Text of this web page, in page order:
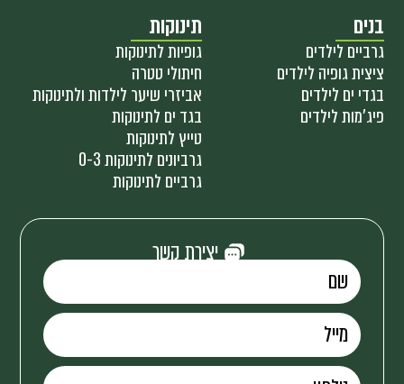
בנים
גרביים לילדים
ציצית גופיה לילדים
בגדי ים לילדים
פיג'מות לילדים
תינוקות
גופיות לתינוקות
חיתולי טטרה
אביזרי שיער לילדות ולתינוקות
בגד ים לתינוקות
טייץ לתינוקות
גרביונים לתינוקות 0-3
גרביים לתינוקות
יצירת קשר